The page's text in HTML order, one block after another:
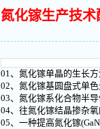
氮化镓生产技
01、氮化镓单晶的生长
02、氮化镓基圆盘式单
03、氮化镓系化合物半
04、往氮化镓结晶掺杂
05、一种提高氮化镓